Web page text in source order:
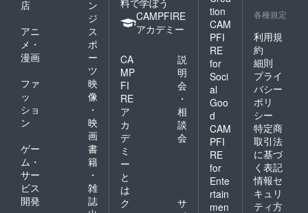
店
ン
ジ
アニ
メ・
漫画
ス
ポ
ー
ツ
ファ
ッ
ショ
ン
映
像
・
映
画
ゲー
ム・
サー
ビス
開発
書
籍
・
雑
誌
CAMPFIRE
アカデミー
CA
MP
FI
RE
ア
カ
デ
ミ
ー
と
は
説
明
会
・
相
談
会
ク
サ
tion
CAM
PFI
RE
for
Soci
al
Goo
d
CAM
PFI
RE
for
Ente
rtain
men
各種規定
利用規
約
細則
プライ
バシー
ポリ
シー
特定商
取引法
に基づ
く表記
情報セ
キュリ
ティ方